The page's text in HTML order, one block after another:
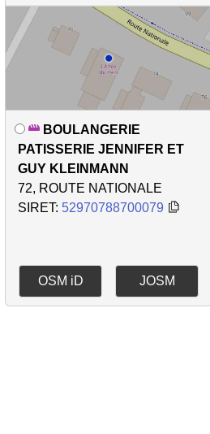
BOULANGERIE
PATISSERIE JENNIFER ET
GUY KLEINMANN
72, ROUTE NATIONALE
SIRET: 52970788700079
OSM iD JOSM